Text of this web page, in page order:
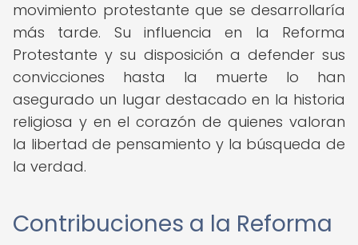
movimiento protestante que se desarrollaría
más tarde. Su influencia en la Reforma
Protestante y su disposición a defender sus
convicciones hasta la muerte lo han
asegurado un lugar destacado en la historia
religiosa y en el corazón de quienes valoran
la libertad de pensamiento y la búsqueda de
la verdad.
Contribuciones a la Reforma